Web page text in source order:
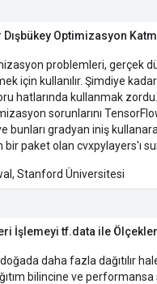
Optimizasyon
problemleri, gerçek
için kullanılır. Şimdiye kadar
hatlarında kullanmak
sorunlarını
bunları gradyan iniş
bir paket olan cvxpylayers'ı
Stanford Üniversitesi
İşlemeyi tf.data ile
daha fazla dağıtılır
bilincine ve performansa